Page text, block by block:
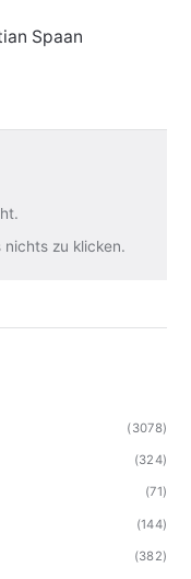
Spaan
zu klicken.
(3078)
(324)
(71)
(144)
(382)